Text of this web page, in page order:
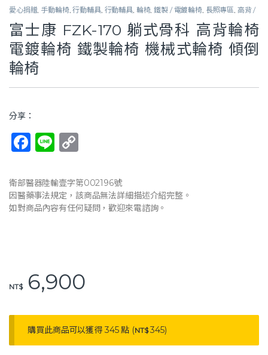
愛心捐贈 手動輪椅,行動輔具, 行動輔具 輪椅,鐵製 / 電鍍輪椅, 長照專區 高背 /
富士康 FZK-170 躺式骨科 高背輪椅
電鍍輪椅 鐵製輪椅 機械式輪椅 傾倒
輪椅
分享：
F
c
e
b
k
Li
e p
y
Li
衛部醫器陸輸壹字第002196號
因醫藥事法規定，該商品無法詳細描述介紹完整。
如對商品內容有任何疑問，歡迎來電諮詢。
NT$6,900
購買此商品可以獲得 345 點 (NT$345)